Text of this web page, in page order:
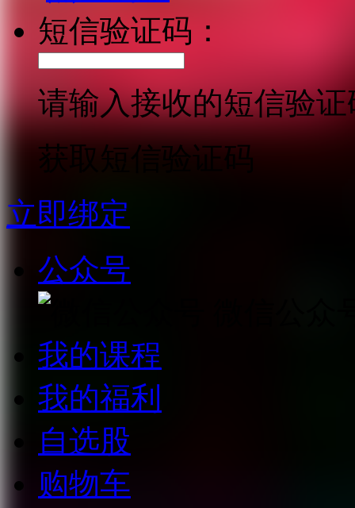
短信验证码：
请输入接收的短信验证
获取短信验证码
立即绑定
公众号
我的课程
我的福利
自选股
购物车